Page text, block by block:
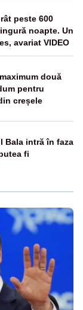
peste 600
noapte. Un
avariat VIDEO
două
pentru
creșele
Bala intră în faza
fi